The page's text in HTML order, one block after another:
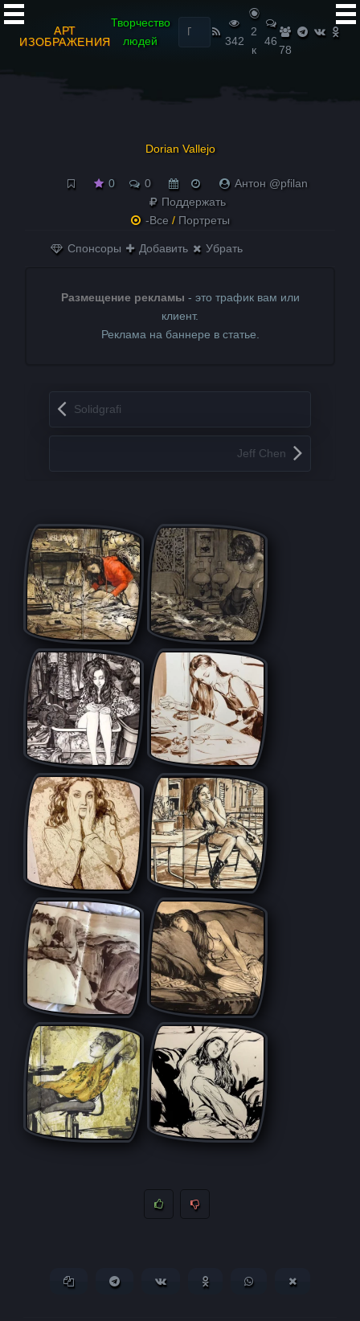
АРТ
ИЗОБРАЖЕНИЯ
Творчество
людей
Найти:
342
2
к
46
78
Dorian Vallejo
0 0
Антон @pfilan
Поддержать
-Все / Портреты
Спонсоры Добавить Убрать
Размещение рекламы - это трафик вам или
клиент.
Реклама на баннере в статье.
Запись навигация
Solidgrafi
Jeff Chen
Копировать ссылкуПоделиться в Telegram
Поделиться ВКонтактеПоделиться в
Поделиться в